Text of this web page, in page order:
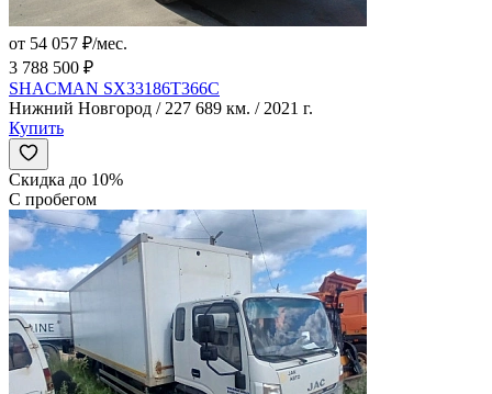
от 54 057 ₽/мес.
3 788 500 ₽
SHACMAN SX33186T366C
Нижний Новгород / 227 689 км. / 2021 г.
Купить
Скидка до 10%
С пробегом